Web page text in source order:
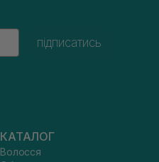
підписатись
КАТАЛОГ
Волосся